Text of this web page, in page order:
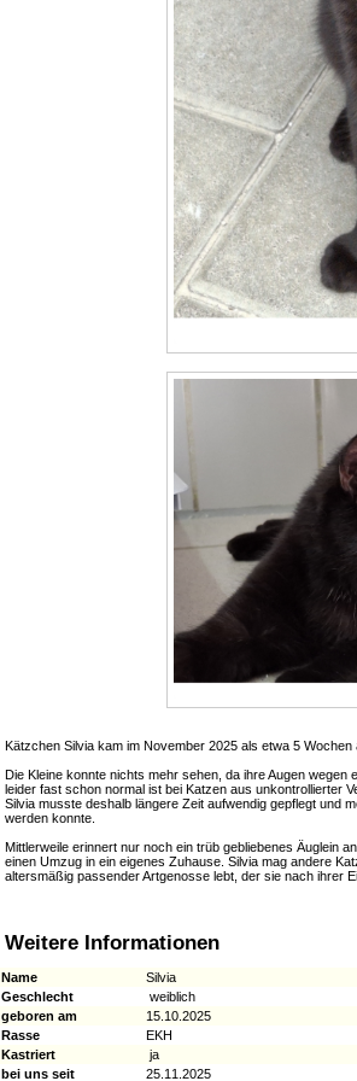
Kätzchen Silviakam im November2025 als etwa 5Wochen
Die Kleine konnte nichts mehr sehen, da ihre Augen wegen
leider fast schon normal ist bei Katzen aus unkontrollierter
Silviamusste deshalb längere Zeit aufwendig gepflegt und
werden konnte.
Mittlerweileerinnertnur noch ein trüb gebliebenes Äuglein an
einen Umzug in ein eigenes Zuhause. Silvia mag andere
altersmäßig passender Artgenosse lebt, der sie nach ihrer
Weitere Informationen
Name
Silvia
Geschlecht
weiblich
geboren am
15.10.2025
Rasse
EKH
Kastriert
ja
bei uns seit
25.11.2025